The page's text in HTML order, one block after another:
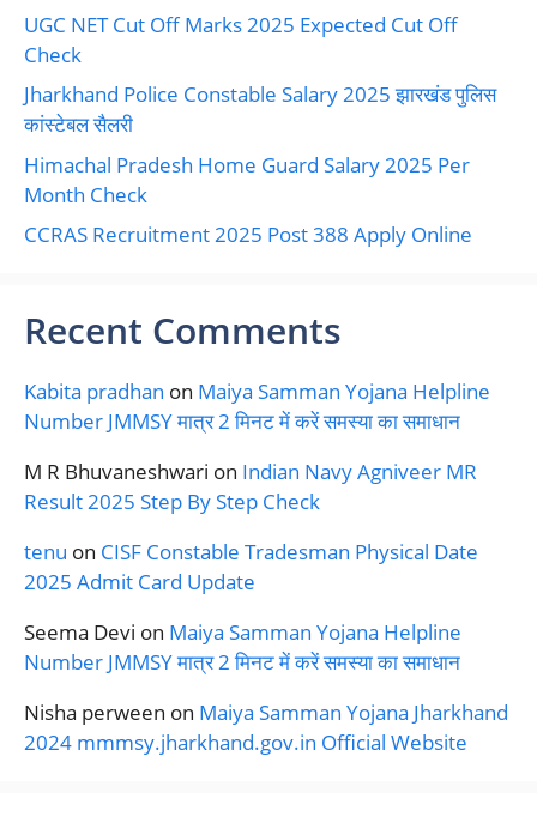
UGC NET Cut Off Marks 2025 Expected Cut Off
Check
Jharkhand Police Constable Salary 2025 झारखंड पुलिस
कांस्टेबल सैलरी
Himachal Pradesh Home Guard Salary 2025 Per
Month Check
CCRAS Recruitment 2025 Post 388 Apply Online
Recent Comments
Kabita pradhan on Maiya Samman Yojana Helpline
Number JMMSY मात्र 2 मिनट में करें समस्या का समाधान
M R Bhuvaneshwari on Indian Navy Agniveer MR
Result 2025 Step By Step Check
tenu on CISF Constable Tradesman Physical Date
2025 Admit Card Update
Seema Devi on Maiya Samman Yojana Helpline
Number JMMSY मात्र 2 मिनट में करें समस्या का समाधान
Nisha perween on Maiya Samman Yojana Jharkhand
2024 mmmsy.jharkhand.gov.in Official Website